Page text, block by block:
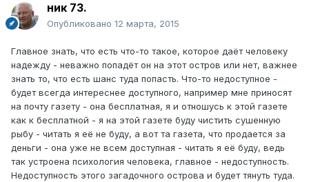
ник 73.
Опубликовано 12 марта, 2015
Главное знать, что есть что-то такое, которое даёт человеку
надежду - неважно попадёт он на этот остров или нет, важнее
знать то, что есть шанс туда попасть. Что-то недоступное -
будет всегда интереснее доступного, например мне приносят
на почту газету - она бесплатная, я и отношусь к этой газете
как к бесплатной - я на этой газете буду чистить сушенную
рыбу - читать я её не буду, а вот та газета, что продается за
деньги - она уже не всем доступная - читать я её буду, ведь
так устроена психология человека, главное - недоступность.
Недоступность этого загадочного острова и будет тянуть туда.